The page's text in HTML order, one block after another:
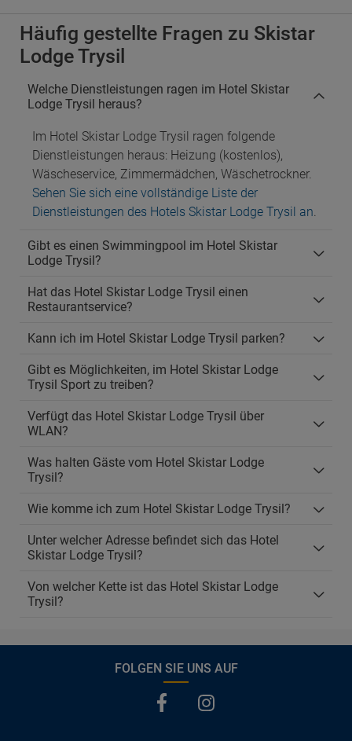
Häufig gestellte Fragen zu Skistar
Lodge Trysil
Welche Dienstleistungen ragen im Hotel Skistar
Lodge Trysil heraus?
Im Hotel Skistar Lodge Trysil ragen folgende
Dienstleistungen heraus: Heizung (kostenlos),
Wäscheservice, Zimmermädchen, Wäschetrockner.
Sehen Sie sich eine vollständige Liste der
Dienstleistungen des Hotels Skistar Lodge Trysil an.
Gibt es einen Swimmingpool im Hotel Skistar
Lodge Trysil?
Hat das Hotel Skistar Lodge Trysil einen
Restaurantservice?
Kann ich im Hotel Skistar Lodge Trysil parken?
Gibt es Möglichkeiten, im Hotel Skistar Lodge
Trysil Sport zu treiben?
Verfügt das Hotel Skistar Lodge Trysil über
WLAN?
Was halten Gäste vom Hotel Skistar Lodge
Trysil?
Wie komme ich zum Hotel Skistar Lodge Trysil?
Unter welcher Adresse befindet sich das Hotel
Skistar Lodge Trysil?
Von welcher Kette ist das Hotel Skistar Lodge
Trysil?
FOLGEN SIE UNS AUF